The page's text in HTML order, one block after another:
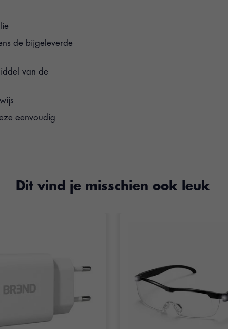
de bijgeleverde
van de
eenvoudig
Dit vind je misschien ook leuk